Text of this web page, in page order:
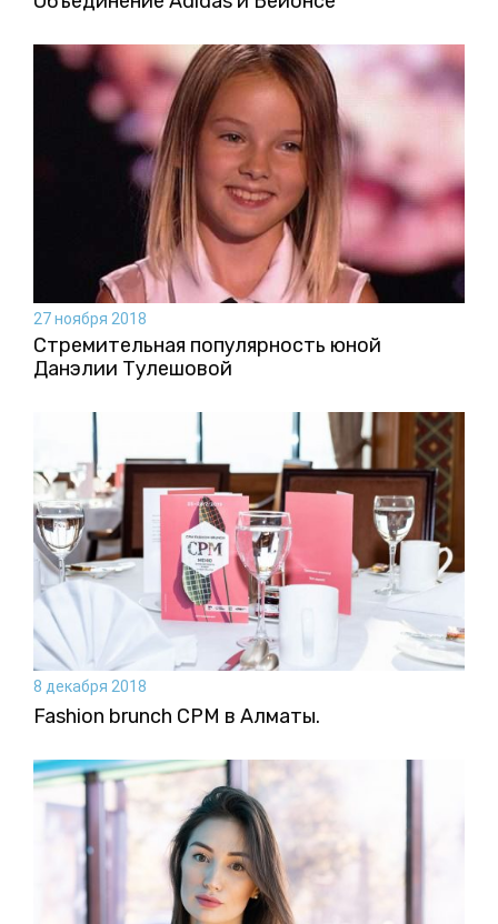
27 ноября 2018
Стремительная популярность юной
Данэлии Тулешовой
8 декабря 2018
Fashion brunch CPM в Алматы.